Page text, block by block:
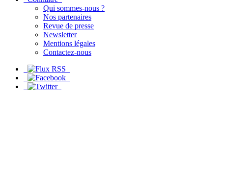
Qui sommes-nous ?
Nos partenaires
Revue de presse
Newsletter
Mentions légales
Contactez-nous